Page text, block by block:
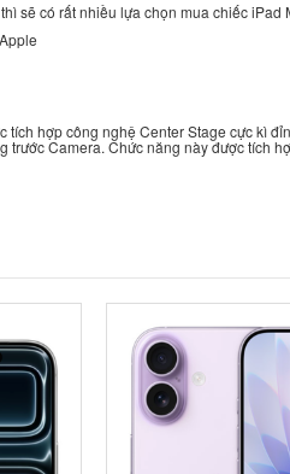
sẽ có rất nhiều lựa chọn mua chiếc iPad
hợp công nghệ Center Stage cực kì
Camera. Chức năng này được tích